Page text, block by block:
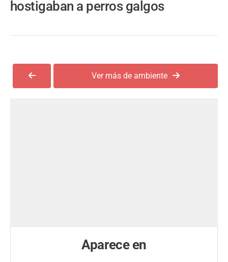
hostigaban a perros galgos
Ver más de ambiente
Aparece en